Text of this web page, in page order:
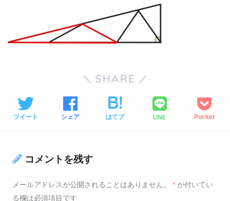
SHARE
ツイート シェア はてブ LINE Pocket
コメントを残す
メールアドレスが公開されることはありません。 * が付いてい
る欄は必須項目です